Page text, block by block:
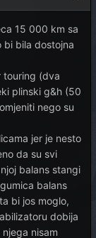
15 000 km sa
bi bila dostojna
touring (dva
plinski g&h (50
nego su
jer je nesto
da su svi
balans stangi
balans
bi jos moglo,
dobija
nisam